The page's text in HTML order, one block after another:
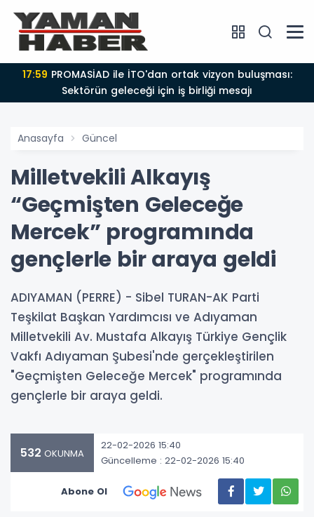
17:59
Sektörün geleceği için iş birliği mesajı
Anasayfa Güncel
Milletvekili Alkayış
“Geçmişten Geleceğe
Mercek” programında
gençlerle bir araya geldi
ADIYAMAN (PERRE) - Sibel TURAN-AK Parti
Teşkilat Başkan Yardımcısı ve Adıyaman
Milletvekili Av. Mustafa Alkayış Türkiye Gençlik
Vakfı Adıyaman Şubesi'nde gerçekleştirilen
"Geçmişten Geleceğe Mercek" programında
gençlerle bir araya geldi.
532 OKUNMA
22-02-2026 15:40
Güncelleme : 22-02-2026 15:40
Abone Ol